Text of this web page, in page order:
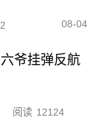
08-04
爷挂弹反航
阅读 12124